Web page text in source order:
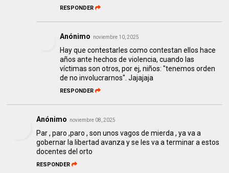
RESPONDER
Anónimo noviembre 10, 2025
Hay que contestarles como contestan ellos hace
años ante hechos de violencia, cuando las
víctimas son otros, por ej, niños: "tenemos orden
de no involucrarnos". Jajajaja
RESPONDER
Anónimo noviembre 08, 2025
Par , paro ,paro , son unos vagos de mierda , ya va a
gobernar la libertad avanza y se les va a terminar a estos
docentes del orto
RESPONDER